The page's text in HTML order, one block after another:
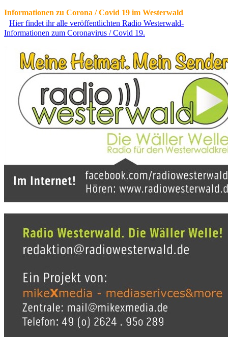
Informationen zu Corona / Covid 19 im Westerwald
Hier findet ihr alle veröffentlichten Radio Westerwald-
Informationen zum Coronavirus / Covid 19.